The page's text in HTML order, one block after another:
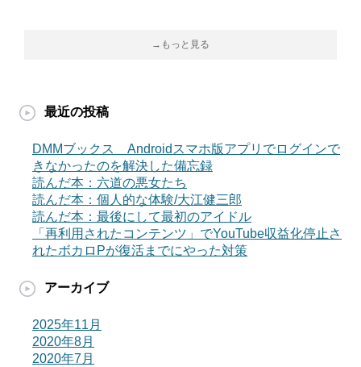
→もっと見る
最近の投稿
DMMブックス Androidスマホ版アプリでログインで
きなかったのを解決した備忘録
読んだ本：六道の悪女たち
読んだ本：個人的な体験/大江健三郎
読んだ本：最後にして最初のアイドル
「再利用されたコンテンツ」でYouTube収益化停止さ
れたボカロPが復活までにやった対策
アーカイブ
2025年11月
2020年8月
2020年7月